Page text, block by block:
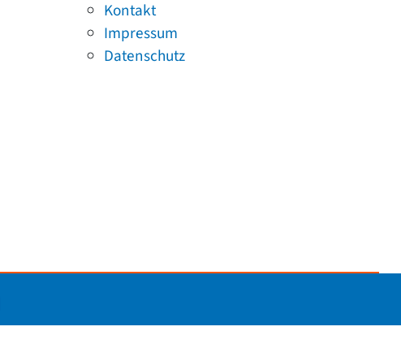
Kontakt
Impressum
Datenschutz